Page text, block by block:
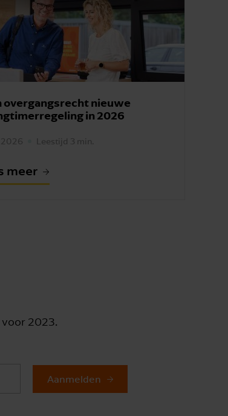
overgangsrecht nieuwe
in 2026
2026 Leestijd 3 min.
meer
2023.
Aanmelden